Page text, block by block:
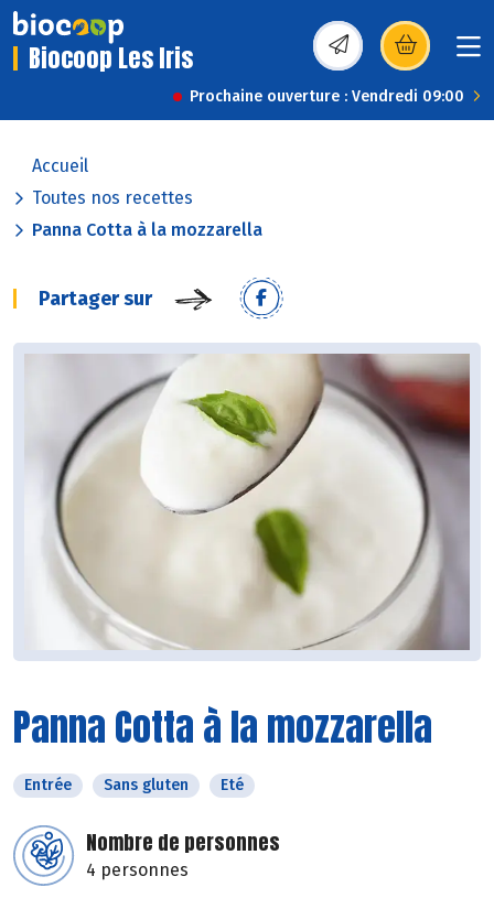
Biocoop Les Iris (s’ouvre dans une
Prochaine ouverture : Vendredi 09:00
Accueil
Toutes nos recettes
Panna Cotta à la mozzarella
Partager sur
Panna Cotta à la mozzarella
Entrée Sans gluten Eté
Nombre de personnes
4 personnes